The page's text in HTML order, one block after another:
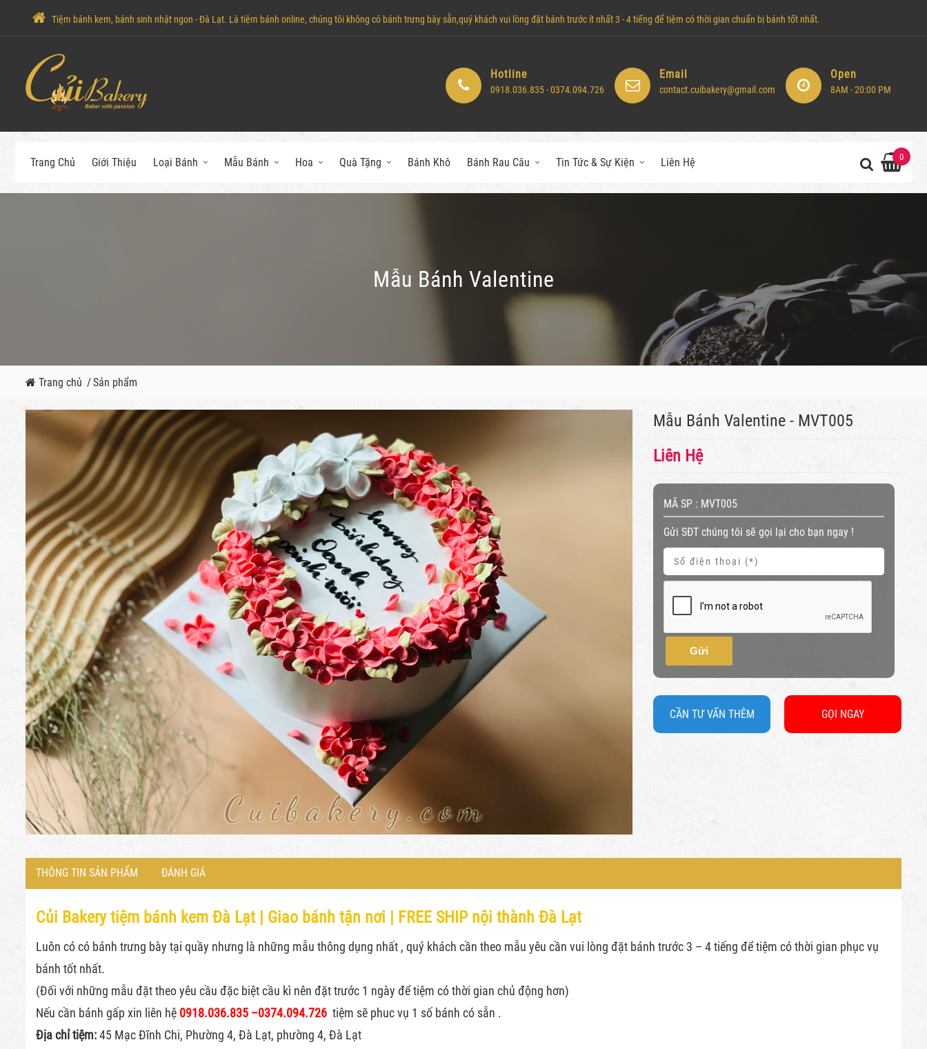
Tiệm bánh kem, bánh sinh nhật ngon - Đà Lạt. Là tiệm bánh online, chúng tôi không có bánh trưng bày sẵn,quý khách vui lòng đặt bánh trước ít nhất 3 - 4 tiếng để tiệm có thời gian chuẩn bị bánh tốt nhất.
Hotline
0918.036.835 - 0374.094.726
Email
contact.cuibakery@gmail.com
Open
8AM - 20:00 PM
Trang Chủ Giới Thiệu Loại Bánh Mẫu Bánh Hoa Quà Tặng Bánh Khô Bánh Rau Câu Tin Tức & Sự Kiện Liên Hệ 0
Mẫu Bánh Valentine
Trang chủ /Sản phẩm
Mẫu Bánh Valentine - MVT005
Liên Hệ
MÃ SP : MVT005
Gửi SĐT chúng tôi sẽ gọi lại cho bạn ngay !
Gửi
CẦN TƯ VẤN THÊM GỌI NGAY
THÔNG TIN SẢN PHẨM ĐÁNH GIÁ
Củi Bakery tiệm bánh kem Đà Lạt | Giao bánh tận nơi | FREE SHIP nội thành Đà Lạt
Luôn có có bánh trưng bày tại quầy nhưng là những mẫu thông dụng nhất , quý khách cần theo mẫu yêu cần vui lòng đặt bánh trước 3 – 4 tiếng để tiệm có thời gian phục vụ
bánh tốt nhất.
(Đối với những mẫu đặt theo yêu cầu đặc biệt cầu kì nên đặt trước 1 ngày để tiệm có thời gian chủ động hơn)
Nếu cần bánh gấp xin liên hệ 0918.036.835 –0374.094.726 tiệm sẽ phuc vụ 1 số bánh có sẵn .
Địa chỉ tiệm:45 Mạc Đĩnh Chi, Phường 4, Đà Lạt, phường 4, Đà Lạt